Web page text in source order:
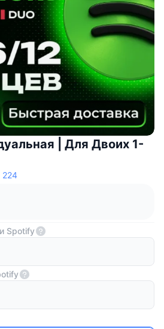
| Для Двоих 1-
Spotify